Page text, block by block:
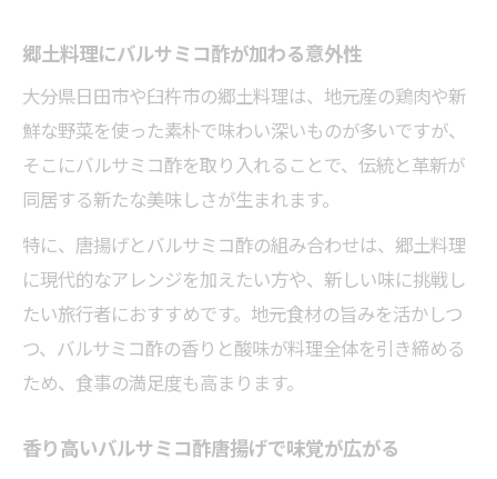
郷土料理にバルサミコ酢が加わる意外性
大分県日田市や臼杵市の郷土料理は、地元産の鶏肉や新
鮮な野菜を使った素朴で味わい深いものが多いですが、
そこにバルサミコ酢を取り入れることで、伝統と革新が
同居する新たな美味しさが生まれます。
特に、唐揚げとバルサミコ酢の組み合わせは、郷土料理
に現代的なアレンジを加えたい方や、新しい味に挑戦し
たい旅行者におすすめです。地元食材の旨みを活かしつ
つ、バルサミコ酢の香りと酸味が料理全体を引き締める
ため、食事の満足度も高まります。
香り高いバルサミコ酢唐揚げで味覚が広がる